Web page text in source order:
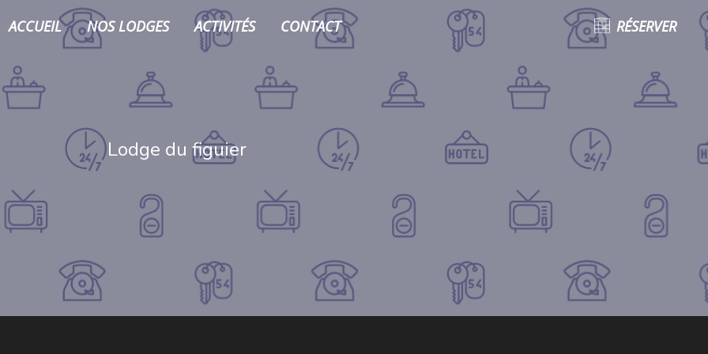
ACCUEIL NOS LODGES ACTIVITÉS CONTACT RÉSERVER
Lodge du figuier